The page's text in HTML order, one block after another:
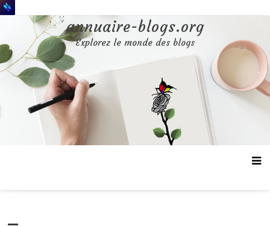
Aller
au
annuaire-blogs.org
Explorez le monde des blogs